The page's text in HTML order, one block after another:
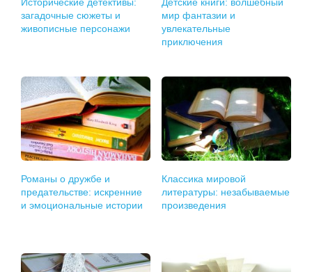
загадочные сюжеты и
живописные персонажи
мир фантазии и
увлекательные
приключения
Романы о дружбе и
предательстве: искренние
и эмоциональные истории
Классика мировой
литературы: незабываемые
произведения